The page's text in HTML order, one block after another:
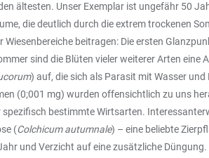
ältesten. Unser Exemplar ist ungefähr 50
die deutlich durch die extrem trockenen
beitragen: Die ersten
sind die Blüten vieler weiterer Arten
) auf, die sich als Parasit mit Wasser
(0;001 mg) wurden offensichtlich zu uns
bestimmte Wirtsarten.
(Colchicum autumnale) – eine beliebte
und Verzicht auf eine zusätzliche